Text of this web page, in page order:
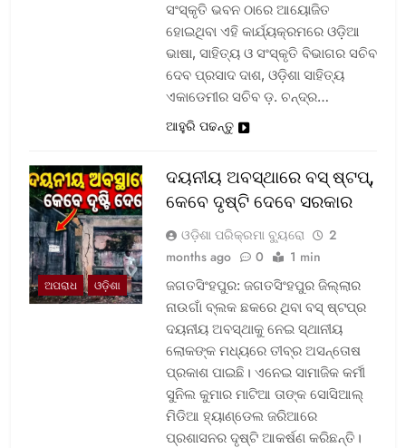
ସଂସ୍କୃତି ଭବନ ଠାରେ ଆୟୋଜିତ
ହୋଇଥିବା ଏହି କାର୍ଯ୍ୟକ୍ରମରେ ଓଡ଼ିଆ
ଭାଷା, ସାହିତ୍ୟ ଓ ସଂସ୍କୃତି ବିଭାଗର ସଚିବ
ଦେବ ପ୍ରସାଦ ଦାଶ, ଓଡ଼ିଶା ସାହିତ୍ୟ
ଏକାଡେମୀର ସଚିବ ଡ଼. ଚନ୍ଦ୍ର…
ଆହୁରି ପଢନ୍ତୁ
ଅପରାଧ ଓଡ଼ିଶା
ଦୟନୀୟ ଅବସ୍ଥାରେ ବସ୍‌ ଷ୍ଟପ୍‌,
କେବେ ଦୃଷ୍ଟି ଦେବେ ସରକାର
ଓଡ଼ିଶା ପରିକ୍ରମା ବ୍ୟୁରୋ
2
months ago
0 1 min
ଜଗତସିଂହପୁର: ଜଗତସିଂହପୁର ଜିଲ୍ଲାର
ନାଉଗାଁ ବ୍ଲକ ଛକରେ ଥିବା ବସ୍‌ ଷ୍ଟପ୍‌ର
ଦୟନୀୟ ଅବସ୍ଥାକୁ ନେଇ ସ୍ଥାନୀୟ
ଲୋକଙ୍କ ମଧ୍ୟରେ ତୀବ୍ର ଅସନ୍ତୋଷ
ପ୍ରକାଶ ପାଇଛି। ଏନେଇ ସାମାଜିକ କର୍ମୀ
ସୁନିଲ କୁମାର ମାଟିଆ ତାଙ୍କ ସୋସିଆଲ୍‌
ମିଡିଆ ହ୍ୟାଣ୍ଡେଲ ଜରିଆରେ
ପ୍ରଶାସନର ଦୃଷ୍ଟି ଆକର୍ଷଣ କରିଛନ୍ତି।